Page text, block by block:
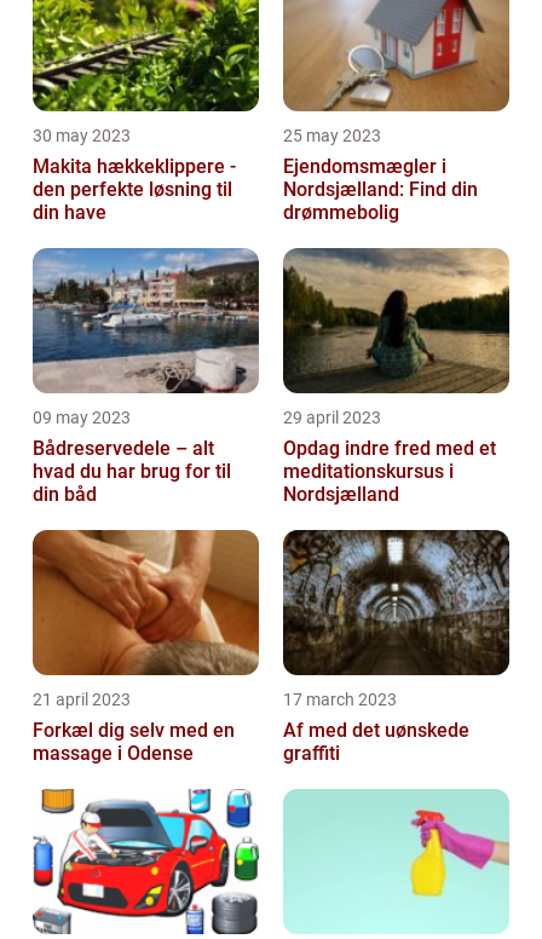
30 may 2023
Makita hækkeklippere -
den perfekte løsning til
din have
25 may 2023
Ejendomsmægler i
Nordsjælland: Find din
drømmebolig
09 may 2023
Bådreservedele – alt
hvad du har brug for til
din båd
29 april 2023
Opdag indre fred med et
meditationskursus i
Nordsjælland
21 april 2023
Forkæl dig selv med en
massage i Odense
17 march 2023
Af med det uønskede
graffiti